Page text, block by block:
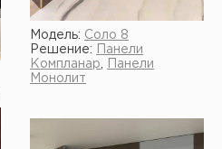
Модель: Соло 8
Решение:
Панели
Компланар
Панели
Монолит